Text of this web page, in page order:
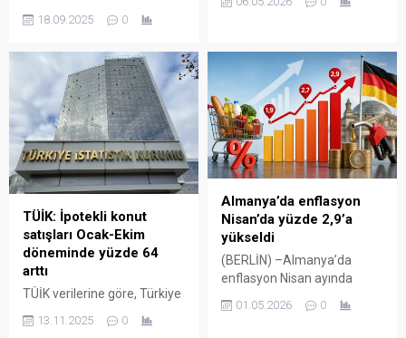
yayımlanan karar ile bazı
enstitü ve yüksekokullar
kuruldu, bazı yüksekokullar
kapatıldı ve bazı fakültelerin
adları değiştirildi. Resmi
Gazete’de yayımlanan karar
ile; Samsun Üniversitesinde
Bilgisayar ve Bilişim Bilimleri
Fakültesi, İstanbul Esenyurt
Üniversitesinde Uygulamalı
Bilimler Fakültesi, Şırnak
Üniversitesinde Yabancı
Diller Yüksekokulu, İstanbul
Mühendislik ve Teknoloji...
18.09.2025 0
artışlarla tüm zamanların
sıraya yerleşti. Doğal gazda
ortalama fiyat artışı nisanda
aylık yüzde 44,47, yıllık
yüzde 94,71 oldu. Elektrik,
doğal gaz ve akaryakıtta
devam eden sübvansiyonun
yıllık maliyeti 1 trilyon TL
olarak...
TÜİK: İpotekli konut
satışları Ocak-Ekim
döneminde yüzde 64
arttı
TÜİK verilerine göre, Türkiye
satışları Ekim ayında bir
13.11.2025 0
Almanya’da enflasyon
Nisan’da yüzde 2,9’a
yükseldi
(BERLİN) –Almanya’da
enflasyon Nisan ayında
yükselişin etkisiyle yüzde
01.05.2026 0